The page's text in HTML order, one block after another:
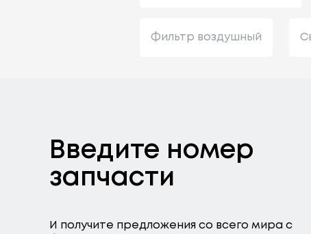
Фильтр воздушный
Введите номер
запчасти
И получите предложения со всего мира с